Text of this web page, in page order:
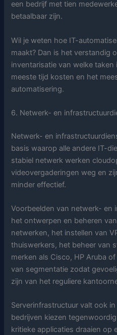
een bedrijf met tien
betaalbaar zijn.
Wil je weten hoe IT-
maakt? Dan is het verstandig
inventarisatie van welke
meeste tijd kosten en het
automatisering.
6. Netwerk- en
Netwerk- en
basis waarop alle andere IT-
stabiel netwerk werken
videovergaderingen weg en
minder effectief.
Voorbeelden van netwerk- en
het ontwerpen en beheren
netwerken, het instellen van
thuiswerkers, het beheer van
merken als Cisco, HP Aruba
van segmentatie zodat
zijn van het reguliere
Serverinfrastructuur valt ook
bedrijven kiezen
kritieke applicaties draaien op